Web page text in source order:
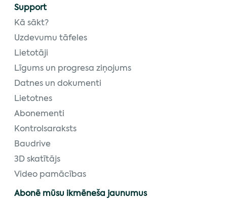
Support
Kā sākt?
Uzdevumu tāfeles
Lietotāji
Līgums un progresa ziņojums
Datnes un dokumenti
Lietotnes
Abonementi
Kontrolsaraksts
Baudrive
3D skatītājs
Video pamācības
Abonē mūsu ikmēneša jaunumus